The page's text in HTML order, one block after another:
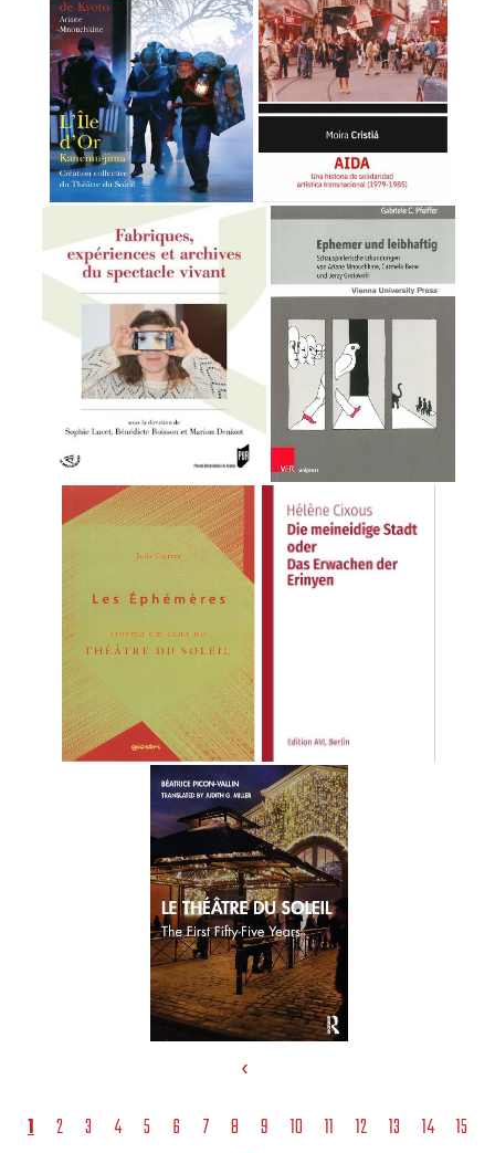
‹
1 2 3 4 5 6 7 8 9 10 11 12 13 14
15